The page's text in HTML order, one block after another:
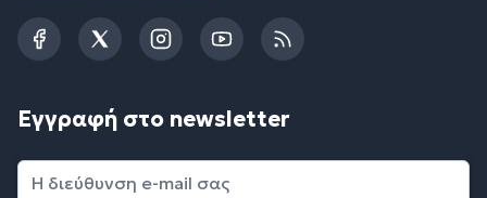
FacebookTwitterInstagramYouTubeRSS
Εγγραφή στο newsletter